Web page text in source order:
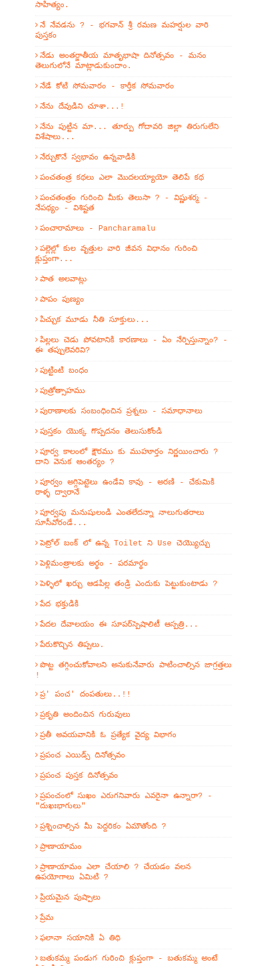
సాహిత్యం.
నే నేవడను ? - భగవాన్ శ్రీ రమణ మహర్షుల వారి
పుస్తకం
నేడు అంతర్జాతీయ మాతృభాషా దినోత్సవం - మనం
తెలుగులోనే మాట్లాడుకుందాం.
నేడే కోటి సోమవారం - కార్తీక సోమవారం
నేను దేవుడిని చూశా...!
నేను పుట్టిన మా... తూర్పు గోదావరి జిల్లా తిరుగులేని
విశేషాలు...
నేర్చుకొనే స్వభావం ఉన్నవాడికి
పంచతంత్ర కథలు ఎలా మొదలయ్యాయో తెలిపే కథ
పంచతంత్రం గురించి మీకు తెలుసా ? - విష్ణుశర్మ -
నేపథ్యం - విశిష్టత
పంచారామాలు - Pancharamalu
పల్లెల్లో కుల వృత్తుల వారి జీవన విధానం గురించి
క్లుప్తంగా...
పాత అలవాట్లు
పాపం పుణ్యం
పిచ్చుక మూడు నీతి సూక్తులు...
పిల్లలు చెడు పోవటానికి కారణాలు - ఏం నేర్పిస్తున్నాం? -
ఈ తప్పులెవరివి?
పుట్టింటి బంధం
పుత్రోత్సాహము
పురాణాలకు సంబంధించిన ప్రశ్నలు - సమాధానాలు
పుస్తకం యొక్క గొప్పదనం తెలుసుకోండి
పూర్వ కాలంలో క్షౌరము కు ముహూర్తం నిర్ణయించారు ?
దాని వెనుక ఆంతర్యం ?
పూర్వం అగ్గిపెట్టెలు ఉండేవి కావు - అరణి - చేకుమికి
రాళ్ళ ద్వారానే
పూర్వపు మనుషులండి ఎంతలేదన్నా నాలుగుతరాలు
సూసీవోరండే...
పెట్రోల్ బంక్ లో ఉన్న Toilet ని Use చెయ్యొచ్చు
పెళ్లిమంత్రాలకు అర్థం - పరమార్థం
పెళ్ళిలో ఖర్చు ఆడపిల్ల తండ్రి ఎందుకు పెట్టుకుంటాడు ?
పేద భక్తుడికి
పేదల దేవాలయం ఈ సూపర్‌స్పెషాలిటీ ఆస్పత్రి...
పేరుకొచ్చిన తిప్పలు.
పొట్ట తగ్గించుకోవాలని అనుకునేవారు పాటించాల్సిన జాగ్రత్తలు
!
ప్ర' పంచ' దంపతులు..!!
ప్రకృతి అందించిన గురువులు
ప్రతీ అవయవానికి ఓ ప్రత్యేక వైద్య విభాగం
ప్రపంచ ఎయిడ్స్ దినోత్సవం
ప్రపంచ పుస్తక దినోత్సవం
ప్రపంచంలో సుఖం ఎరుగనివారు ఎవరైనా ఉన్నారా? -
"దుఖఃభాగులు"
ప్రశ్నించాల్సిన మీ పెద్దరికం ఏమౌతోంది ?
ప్రాణాయామం
ప్రాణాయామం ఎలా చేయాలి ? చేయడం వలన
ఉపయోగాలు ఏమిటి ?
ప్రియమైన పుష్పాలు
ప్రేమ
ఫలానా సయానికి ఏ తిథి
బతుకమ్మ పండుగ గురించి క్లుప్తంగా - బతుకమ్మ అంటే